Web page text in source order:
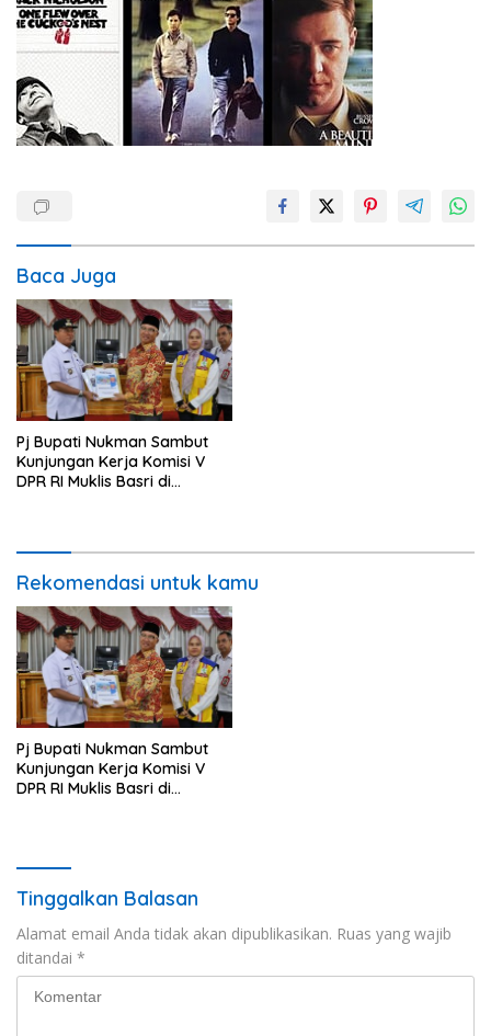
Baca Juga
Pj Bupati Nukman Sambut
Kunjungan Kerja Komisi V
DPR RI Muklis Basri di
Rekomendasi untuk kamu
Pj Bupati Nukman Sambut
Kunjungan Kerja Komisi V
DPR RI Muklis Basri di
Tinggalkan Balasan
Alamat email Anda tidak akan dipublikasikan. Ruas yang wajib
ditandai *